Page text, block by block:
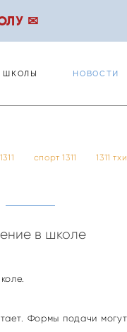
✉
ШКОЛЫ НОВОСТИ
спорт 1311 1311
в школе
Формы подачи